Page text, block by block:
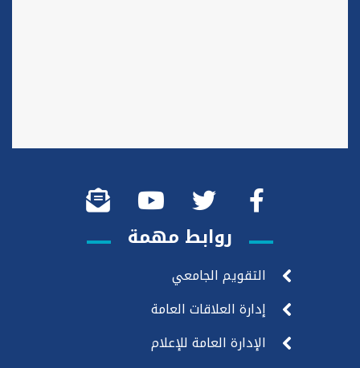
روابط مهمة
التقويم الجامعي
إدارة العلاقات العامة
الإدارة العامة للإعلام